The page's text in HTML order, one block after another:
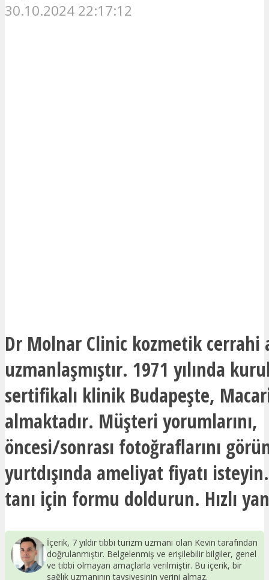
30.10.2024 22:17:12
Dr Molnar Clinic kozmetik cerrahi
uzmanlaşmıştır. 1971 yılında
sertifikalı klinik Budapeşte,
almaktadır. Müşteri yorumlarını,
öncesi/sonrası fotoğraflarını
yurtdışında ameliyat fiyatı
tanı için formu doldurun. Hızlı
İçerik, 7 yıldır tıbbi turizm uzmanı olan Kevin tarafından
doğrulanmıştır. Belgelenmiş ve erişilebilir bilgiler, genel
ve tıbbi olmayan amaçlarla verilmiştir. Bu içerik, bir
sağlık uzmanının tavsiyesinin yerini almaz.